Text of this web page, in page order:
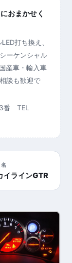
おまかせく
打ち換え、
ーケンシャル
産車・輸入車
談も歓迎で
番 TEL
イラインGTR